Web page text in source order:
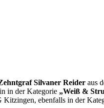
Silvaner Reider aus
in der Kategorie „Weiß &
Kitzingen, ebenfalls in der